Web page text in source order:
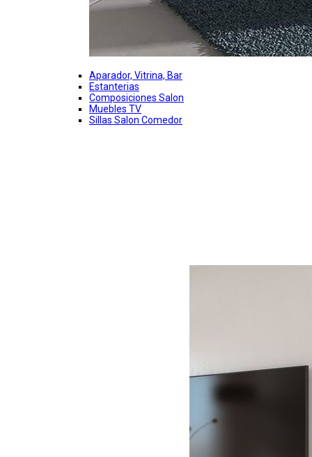
Aparador, Vitrina, Bar
Estanterias
Composiciones Salon
Muebles TV
Sillas Salon Comedor